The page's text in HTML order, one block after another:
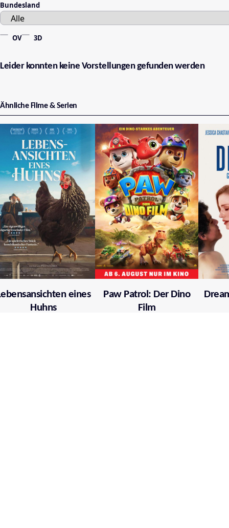
Bundesland
OV 3D
Leider konnten keine Vorstellungen gefunden werden
Ähnliche Filme & Serien
eines
Huhns
Paw Patrol: Der Dino
Film